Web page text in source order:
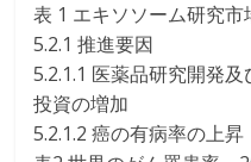
表 1 エキソソーム研究
5.2.1 推進要因
5.2.1.1 医薬品研究開発
投資の増加
5.2.1.2 癌の有病率の上昇